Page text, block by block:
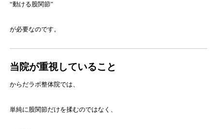
“動ける股関節”
が必要なのです。
当院が重視していること
からだラボ整体院では、
単純に股関節だけを揉むのではなく、